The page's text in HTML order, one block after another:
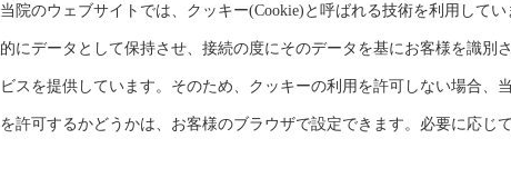
当院のウェブサイトでは、クッキー(Cookie)と呼ばれる技術を利用して
的にデータとして保持させ、接続の度にそのデータを基にお客様を識
ビスを提供しています。そのため、クッキーの利用を許可しない場合
を許可するかどうかは、お客様のブラウザで設定できます。必要に応じ